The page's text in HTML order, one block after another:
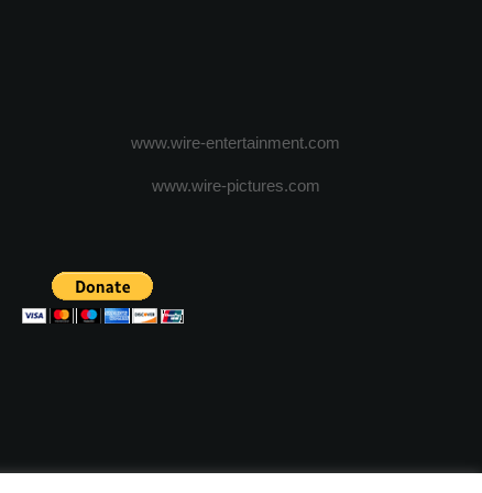
www.wire-entertainment.com
www.wire-pictures.com